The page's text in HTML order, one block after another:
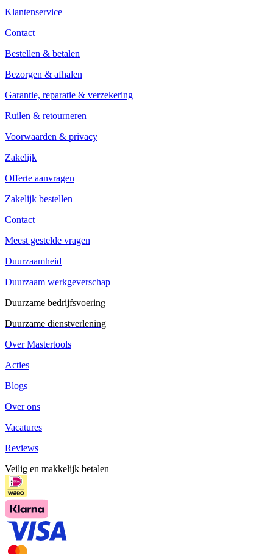
Klantenservice
Contact
Bestellen & betalen
Bezorgen & afhalen
Garantie, reparatie & verzekering
Ruilen & retourneren
Voorwaarden & privacy
Zakelijk
Offerte aanvragen
Zakelijk bestellen
Contact
Meest gestelde vragen
Duurzaamheid
Duurzaam werkgeverschap
Duurzame bedrijfsvoering
Duurzame dienstverlening
Over Mastertools
Acties
Blogs
Over ons
Vacatures
Reviews
Veilig en makkelijk betalen